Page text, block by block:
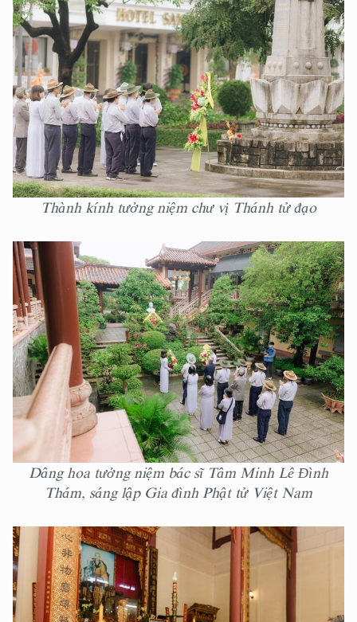
Thành kính tưởng niệm chư vị Thánh tử đạo
Dâng hoa tưởng niệm bác sĩ Tâm Minh Lê Đình
Thám, sáng lập Gia đình Phật tử Việt Nam